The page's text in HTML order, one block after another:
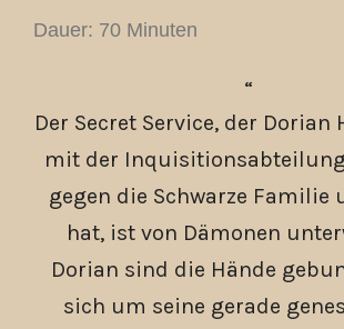
Dauer: 70 Minuten
Der Secret Service, der
mit der
gegen die Schwarze Familie
hat, ist von Dämonen
Dorian sind die Hände
sich um seine gerade